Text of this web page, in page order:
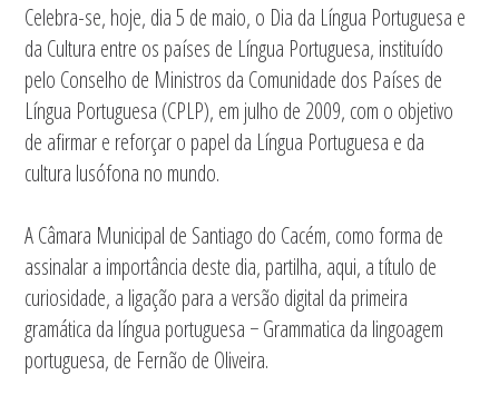
Celebra-se, hoje, dia 5 de maio, o Dia da Língua Portuguesa e
da Cultura entre os países de Língua Portuguesa, instituído
pelo Conselho de Ministros da Comunidade dos Países de
Língua Portuguesa (CPLP), em julho de 2009, com o objetivo
de afirmar e reforçar o papel da Língua Portuguesa e da
cultura lusófona no mundo.
A Câmara Municipal de Santiago do Cacém, como forma de
assinalar a importância deste dia, partilha, aqui, a título de
curiosidade, a ligação para a versão digital da primeira
gramática da língua portuguesa − Grammatica da lingoagem
portuguesa, de Fernão de Oliveira.